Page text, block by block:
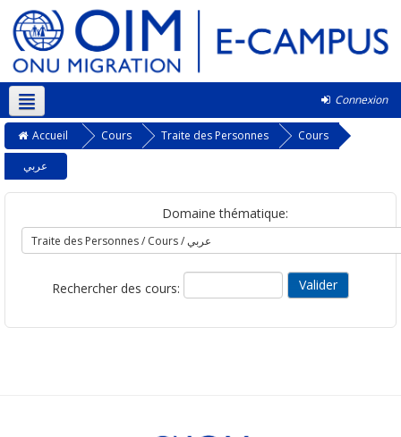
Connexion
Français ‎(fr)‎
Accueil Cours Traite des Personnes
Cours
عربي
Domaine thématique:
Rechercher des cours: